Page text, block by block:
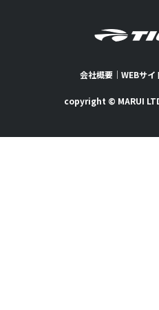
会社概要｜ WEBサイ
copyright © MARUI